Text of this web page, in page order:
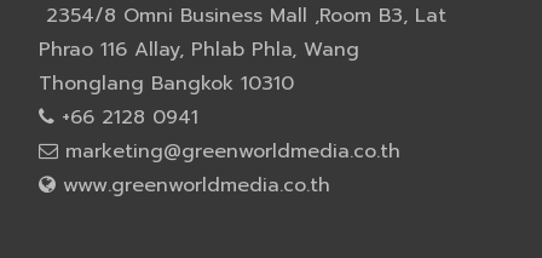
2354/8 Omni Business Mall ,Room B3, Lat
Phrao 116 Allay, Phlab Phla, Wang
Thonglang Bangkok 10310
+66 2128 0941
marketing@greenworldmedia.co.th
www.greenworldmedia.co.th